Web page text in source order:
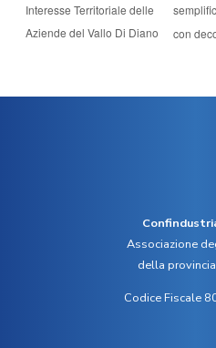
Interesse Territoriale delle
Aziende del Vallo Di Diano
con
Associazione
della
Codice Fiscale